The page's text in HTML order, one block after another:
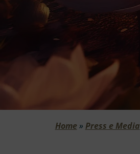
Home» Press e Media